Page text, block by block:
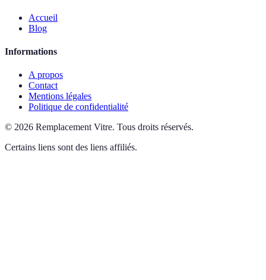
Accueil
Blog
Informations
A propos
Contact
Mentions légales
Politique de confidentialité
© 2026 Remplacement Vitre. Tous droits réservés.
Certains liens sont des liens affiliés.